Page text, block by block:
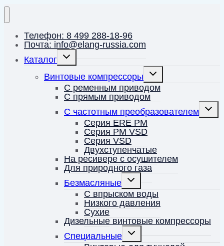
Телефон: 8 499 288-18-96
Почта: info@elang-russia.com
Каталог
Переключить
дочернее
Винтовые компрессоры
Переключить
меню
С ременным приводом
С прямым приводом
С частотным преобразователем
Серия ERE PM
Серия PM VSD
Серия VSD
Двухступенчатые
На ресивере с осушителем
Для природного газа
Безмасляные
Переключить
дочернее
меню
С впрыском воды
Низкого давления
Сухие
Дизельные винтовые компрессоры
Специальные
Переключить
дочернее